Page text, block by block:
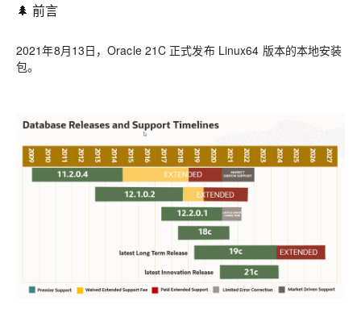
🌲 前言
2021年8月13日，Oracle 21C 正式发布 Linux64 版本的本地安装
包。